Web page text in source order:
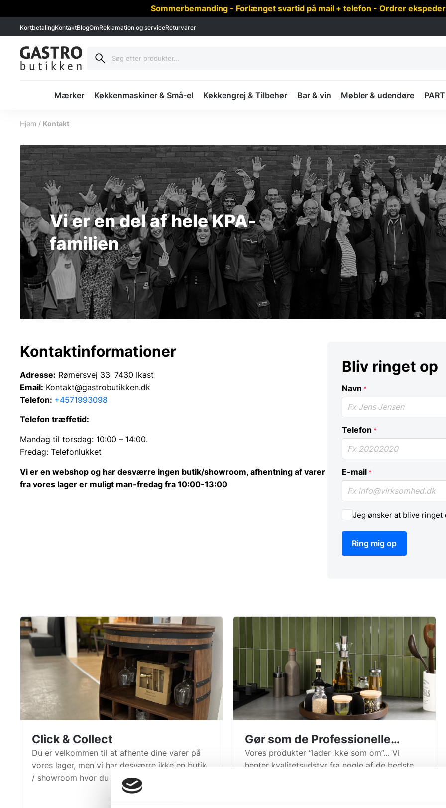
Sommerbemanding - Forlænget svartid på mail + telefon - Ordrer
KortbetalingKontaktBlogOmReklamation og serviceReturvarer
Mærker Køkkenmaskiner & Små-el Køkkengrej & Tilbehør Bar & vin Møbler & udendøre
Hjem / Kontakt
Vi er en del af hele KPA-
familien
Kontaktinformationer
Adresse: Rømersvej 33, 7430 Ikast
Email: Kontakt@gastrobutikken.dk
Telefon: +4571993098
Telefon træffetid:
Mandag til torsdag: 10:00 – 14:00.
Fredag: Telefonlukket
Vi er en webshop og har desværre ingen butik/showroom, afhentning af varer
fra vores lager er muligt man-fredag fra 10:00-13:00
Bliv ringet op
Navn *
Telefon *
E-mail *
Jeg ønsker at blive ringet
Click & Collect
Du er velkommen til at afhente dine varer på
vores lager, men vi har desværre ikke en butik
/ showroom hvor du kan se varen.
Gør som de Professionelle…
Vores produkter “lader ikke som om”… Vi
henter kvalitetsudstyr fra nogle af de bedste
Vores mission er at flytte denne kvalitet hjem i